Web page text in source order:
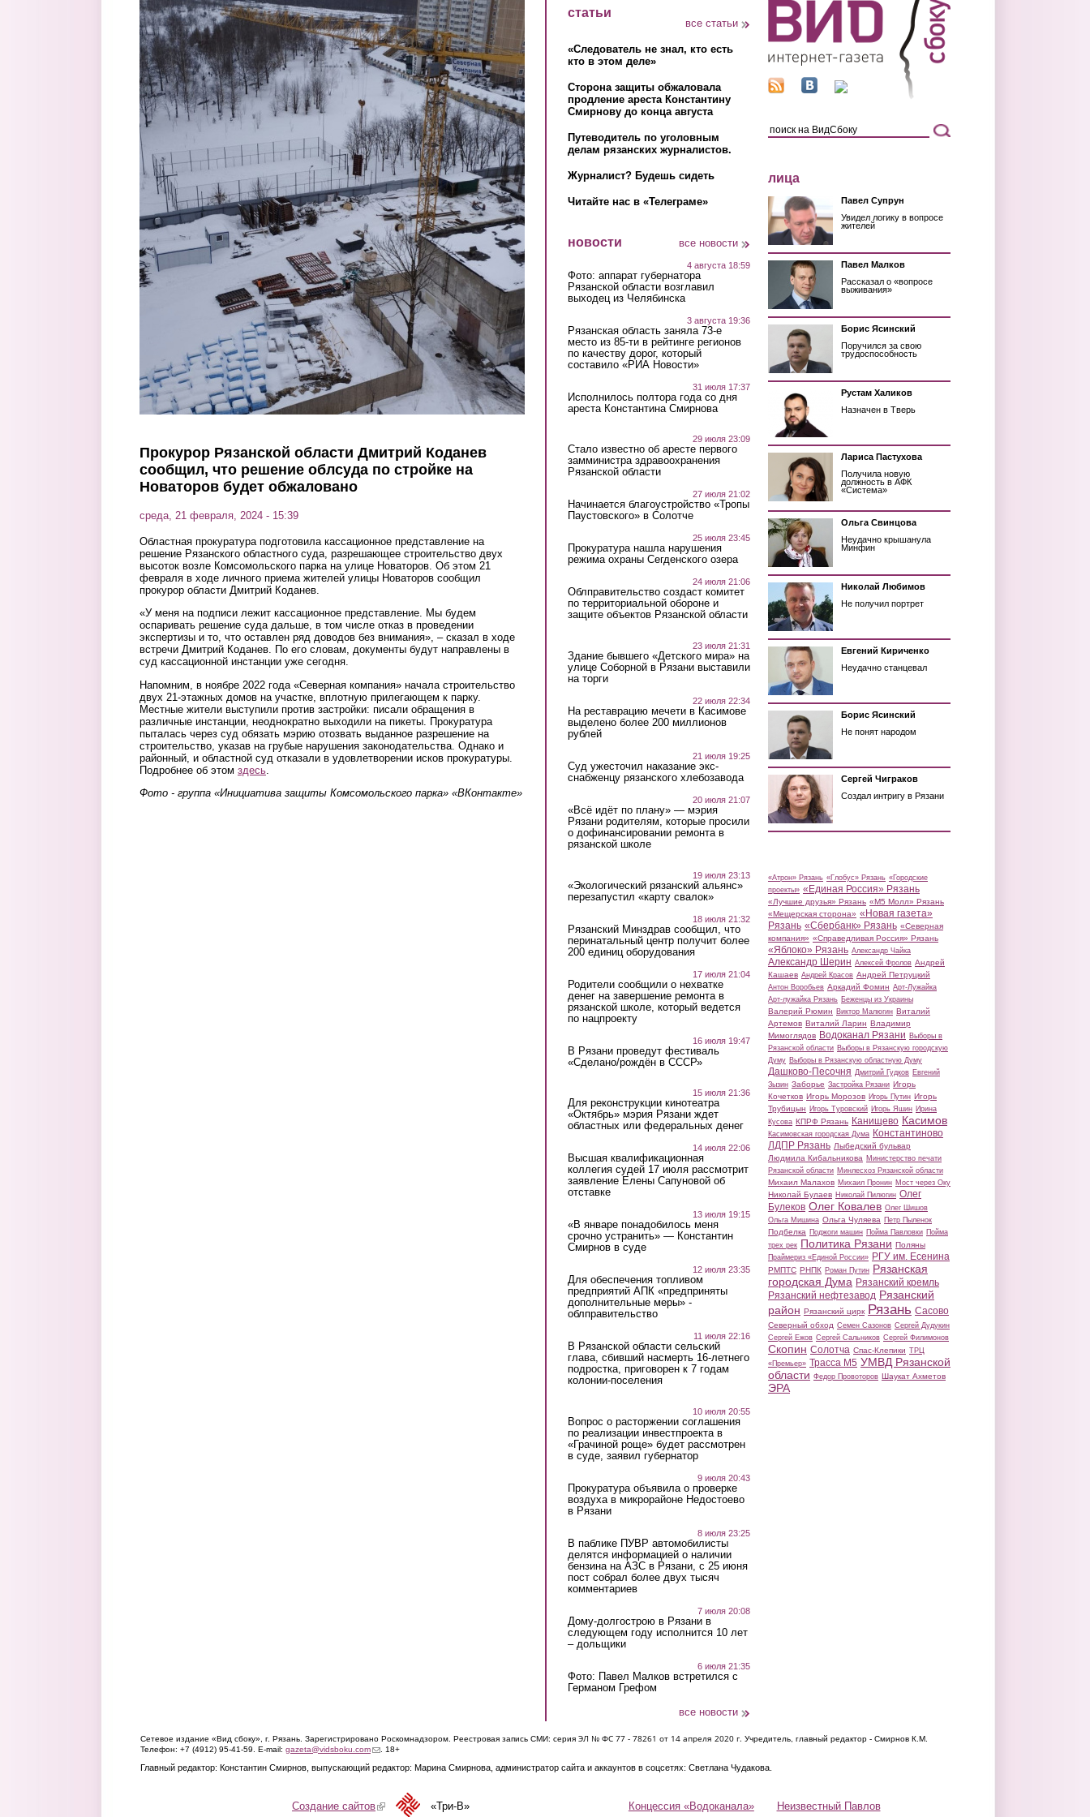
Перейти к основному содержанию
Прокурор Рязанской области Дмитрий Коданев
сообщил, что решение облсуда по стройке на
Новаторов будет обжаловано
среда, 21 февраля, 2024 - 15:39
Областная прокуратура подготовила кассационное представление на
решение Рязанского областного суда, разрешающее строительство двух
высоток возле Комсомольского парка на улице Новаторов. Об этом 21
февраля в ходе личного приема жителей улицы Новаторов сообщил
прокурор области Дмитрий Коданев.
«У меня на подписи лежит кассационное представление. Мы будем
оспаривать решение суда дальше, в том числе отказ в проведении
экспертизы и то, что оставлен ряд доводов без внимания», – сказал в ходе
встречи Дмитрий Коданев. По его словам, документы будут направлены в
суд кассационной инстанции уже сегодня.
Напомним, в ноябре 2022 года «Северная компания» начала строительство
двух 21-этажных домов на участке, вплотную прилегающем к парку.
Местные жители выступили против застройки: писали обращения в
различные инстанции, неоднократно выходили на пикеты. Прокуратура
пыталась через суд обязать мэрию отозвать выданное разрешение на
строительство, указав на грубые нарушения законодательства. Однако и
районный, и областной суд отказали в удовлетворении исков прокуратуры.
Подробнее об этом здесь
Фото - группа «Инициатива защиты Комсомольского парка» «ВКонтакте»
статьи
все статьи
«Следователь не знал, кто есть
кто в этом деле»
Сторона защиты обжаловала
продление ареста Константину
Смирнову до конца августа
Путеводитель по уголовным
делам рязанских журналистов.
Журналист? Будешь сидеть
Читайте нас в «Телеграме»
новости все новости
4 августа 18:59
Фото: аппарат губернатора
Рязанской области возглавил
выходец из Челябинска
3 августа 19:36
Рязанская область заняла 73-е
место из 85-ти в рейтинге регионов
по качеству дорог, который
составило «РИА Новости»
31 июля 17:37
Исполнилось полтора года со дня
ареста Константина Смирнова
29 июля 23:09
Стало известно об аресте первого
замминистра здравоохранения
Рязанской области
27 июля 21:02
Начинается благоустройство «Тропы
Паустовского» в Солотче
25 июля 23:45
Прокуратура нашла нарушения
режима охраны Сегденского озера
24 июля 21:06
Облправительство создаст комитет
по территориальной обороне и
защите объектов Рязанской области
23 июля 21:31
Здание бывшего «Детского мира» на
улице Соборной в Рязани выставили
на торги
22 июля 22:34
На реставрацию мечети в Касимове
выделено более 200 миллионов
рублей
21 июля 19:25
Суд ужесточил наказание экс-
снабженцу рязанского хлебозавода
20 июля 21:07
«Всё идёт по плану» — мэрия
Рязани родителям, которые просили
о дофинансировании ремонта в
рязанской школе
19 июля 23:13
«Экологический рязанский альянс»
перезапустил «карту свалок»
18 июля 21:32
Рязанский Минздрав сообщил, что
перинатальный центр получит более
200 единиц оборудования
17 июля 21:04
Родители сообщили о нехватке
денег на завершение ремонта в
рязанской школе, который ведется
по нацпроекту
16 июля 19:47
В Рязани проведут фестиваль
«Сделано/рождён в СССР»
15 июля 21:36
Для реконструкции кинотеатра
«Октябрь» мэрия Рязани ждет
областных или федеральных денег
14 июля 22:06
Высшая квалификационная
коллегия судей 17 июля рассмотрит
заявление Елены Сапуновой об
отставке
13 июля 19:15
«В январе понадобилось меня
срочно устранить» — Константин
Смирнов в суде
12 июля 23:35
Для обеспечения топливом
предприятий АПК «предприняты
дополнительные меры» -
облправительство
11 июля 22:16
В Рязанской области сельский
глава, сбивший насмерть 16-летнего
подростка, приговорен к 7 годам
колонии-поселения
10 июля 20:55
Вопрос о расторжении соглашения
по реализации инвестпроекта в
«Грачиной роще» будет рассмотрен
в суде, заявил губернатор
9 июля 20:43
Прокуратура объявила о проверке
воздуха в микрорайоне Недостоево
в Рязани
8 июля 23:25
В паблике ПУВР автомобилисты
делятся информацией о наличии
бензина на АЗС в Рязани, с 25 июня
пост собрал более двух тысяч
комментариев
7 июля 20:08
Дому-долгострою в Рязани в
следующем году исполнится 10 лет
– дольщики
6 июля 21:35
Фото: Павел Малков встретился с
Германом Грефом
все новости
лица
Павел Супрун
Увидел логику в вопросе
жителей
Павел Малков
Рассказал о «вопросе
выживания»
Борис Ясинский
Поручился за свою
трудоспособность
Рустам Халиков
Назначен в Тверь
Лариса Пастухова
Получила новую
должность в АФК
«Система»
Ольга Свинцова
Неудачно крышанула
Минфин
Николай Любимов
Не получил портрет
Евгений Кириченко
Неудачно станцевал
Борис Ясинский
Не понят народом
Сергей Чиграков
Создал интригу в Рязани
«Атрон» Рязань «Глобус» Рязань «Городские
проекты» «Единая Россия» Рязань
«Лучшие друзья» Рязань «М5 Молл» Рязань
«Мещерская сторона» «Новая газета»
Рязань «Сбербанк» Рязань «Северная
компания» «Справедливая Россия» Рязань
«Яблоко» Рязань Александр Чайка
Александр Шерин Алексей Фролов Андрей
Кашаев Андрей Красов Андрей Петруцкий
Антон Воробьев Аркадий Фомин Арт-Лужайка
Арт-лужайка Рязань Беженцы из Украины
Валерий Рюмин Виктор Малюгин Виталий
Артемов Виталий Ларин Владимир
Мимоглядов Водоканал Рязани Выборы в
Рязанской области Выборы в Рязанскую городскую
Думу Выборы в Рязанскую областную Думу
Дашково-Песочня Дмитрий Гудков Евгений
Зызин Заборье Застройка Рязани Игорь
Кочетков Игорь Морозов Игорь Путин Игорь
Трубицын Игорь Туровский Игорь Яшин Ирина
Кусова КПРФ Рязань Канищево Касимов
Касимовская городская Дума Константиново
ЛДПР Рязань Лыбедский бульвар
Людмила Кибальникова Министерство печати
Рязанской области Минлесхоз Рязанской области
Михаил Малахов Михаил Пронин Мост через Оку
Николай Булаев Николай Пилюгин Олег
Булеков Олег Ковалев Олег Шишов
Ольга Мишина Ольга Чуляева Петр Пыленок
Подбелка Поджоги машин Пойма Павловки Пойма
трех рек Политика Рязани Поляны
Праймериз «Единой России» РГУ им. Есенина
РМПТС РНПК Роман Путин Рязанская
городская Дума Рязанский кремль
Рязанский нефтезавод Рязанский
район Рязанский цирк Рязань Сасово
Северный обход Семен Сазонов Сергей Дудукин
Сергей Ежов Сергей Сальников Сергей Филимонов
Скопин Солотча Спас-Клепики ТРЦ
«Премьер» Трасса М5 УМВД Рязанской
области Федор Провоторов Шаукат Ахметов
ЭРА
Сетевое издание «Вид сбоку», г. Рязань. Зарегистрировано Роскомнадзором. Реестровая запись СМИ: серия ЭЛ № ФС 77 - 78261 от 14 апреля 2020 г. Учредитель, главный редактор - Смирнов К.М.
Телефон: +7 (4912) 95-41-59. E-mail: gazeta@vidsboku.com(link sends e-mail)
. 18+
Главный редактор: Константин Смирнов, выпускающий редактор: Марина Смирнова, администратор сайта и аккаунтов в соцсетях: Светлана Чудакова.
Концессия «Водоканала» Неизвестный Павлов
Создание сайтов(link is external)«Три-В»